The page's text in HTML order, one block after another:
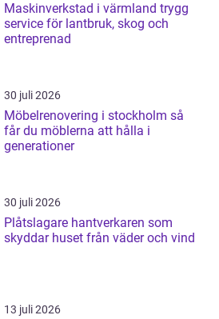
Maskinverkstad i värmland trygg
service för lantbruk, skog och
entreprenad
30 juli 2026
Möbelrenovering i stockholm så
får du möblerna att hålla i
generationer
30 juli 2026
Plåtslagare hantverkaren som
skyddar huset från väder och vind
13 juli 2026